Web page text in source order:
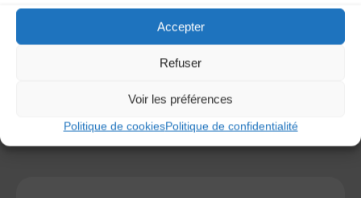
Accepter
Refuser
Voir les préférences
Politique de cookiesPolitique de confidentialité
Ce site utilise Akismet pour réduire les indésirables.
commentaires sont traitées.